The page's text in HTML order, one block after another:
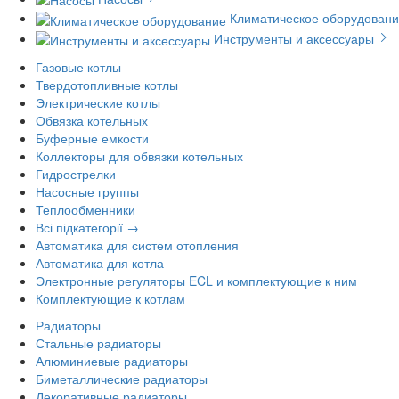
Климатическое
Инструменты и аксессуары
Газовые котлы
Твердотопливные котлы
Электрические котлы
Обвязка котельных
Буферные емкости
Коллекторы для обвязки котельных
Гидрострелки
Насосные группы
Теплообменники
Всі підкатегорії →
Автоматика для систем отопления
Автоматика для котла
Электронные регуляторы ECL и комплектующие к ним
Комплектующие к котлам
Радиаторы
Стальные радиаторы
Алюминиевые радиаторы
Биметаллические радиаторы